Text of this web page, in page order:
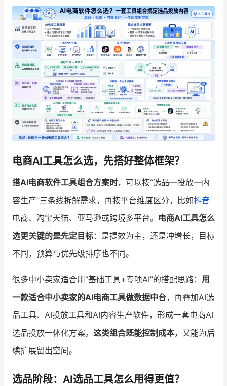
增长俱乐部
增长俱乐部 有赞商盟
商家社区 社群交流
合作共进
入驻有赞 认证代理商
认证服务商 设计服务商
有赞云 数据通服务
电商AI工具怎么选，先搭好整体框架？
搭AI电商软件工具组合方案时，可以按“选品—投放—内
容生产”三条线拆解需求，再按平台维度区分，比如抖音
电商、淘宝天猫、亚马逊或跨境多平台。 电商AI工具怎么
选更关键的是先定目标：是提效为主，还是冲增长，目标
不同，预算与优先级排序也不同。
很多中小卖家适合用“基础工具+专项AI”的搭配思路： 用
一款适合中小卖家的AI电商工具做数据中台，再叠加AI选
品工具、AI投放工具和AI内容生产软件，形成一套电商AI
选品投放一体化方案。 这类组合既能控制成本，又能为后
续扩展留出空间。
选品阶段：AI选品工具怎么用得更值？